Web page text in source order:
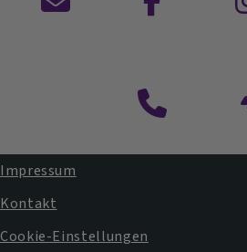
Kontaktformular
Fußbereichsmenü
Impressum
Kontakt
Cookie-Einstellungen